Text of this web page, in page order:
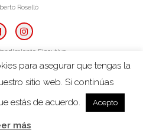
Roselló
Ejecutivo
Política de privacidad
Todos los derechos reservados
para asegurar que tengas la
sitio web. Si continúas
estás de acuerdo.
Acepto
más